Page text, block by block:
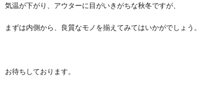
気温が下がり、アウターに目がいきがちな秋冬ですが、
まずは内側から、良質なモノを揃えてみてはいかがでしょう。
お待ちしております。